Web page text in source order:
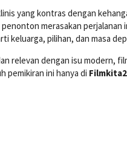
yang kontras dengan
merasakan perjalanan
keluarga, pilihan, dan masa
relevan dengan isu modern,
pemikiran ini hanya di